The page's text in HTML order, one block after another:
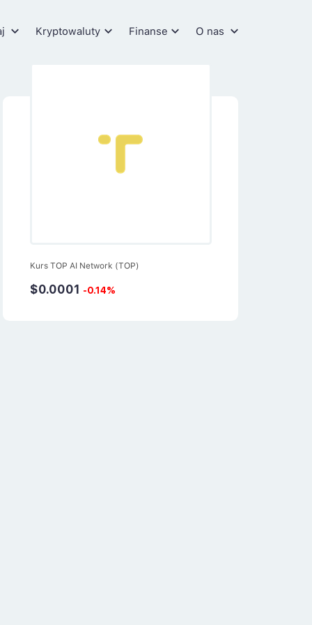
Kryptowaluty Finanse O nas
Kurs TOP AI Network (TOP)
$0.0001 -0.14%